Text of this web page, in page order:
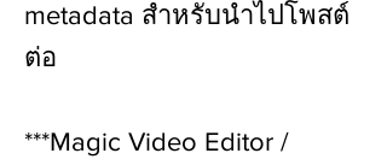
metadata สำหรับนำไปโพสต์
ต่อ
***Magic Video Editor /